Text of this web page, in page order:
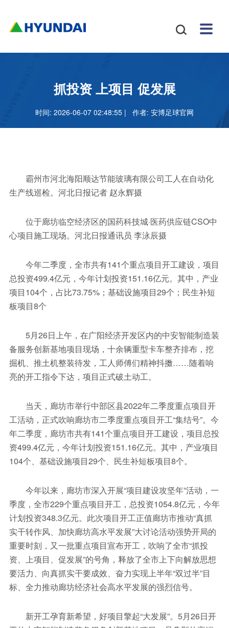

样
机
体育
吗
足球
抓投资 上项目 促发展
时间: 2026-06-07 02:48:55 | 作者: 安博足球官网
霸州市河北海阳顺达节能玻璃有限公司工人在自动化
生产线巡检。河北日报记者 赵永辉摄
位于廊坊临空经济区的国药科技城·医药供应链CSO中
心项目施工现场。河北日报通讯员 李泳辰摄
今年二季度，全市共有141个重点项目开工建设，项目
总投资499.4亿元，今年计划投资151.16亿元。其中，产业
项目104个，占比73.75%；基础设施项目29个；民生补短
板项目8个
5月26日上午，在广阳经济开发区内的中安智能制造装
备服务创新基地项目现场，十余辆重型卡车整齐排布，挖
掘机、推土机整装待发，工人师傅们精神抖擞……随着响
亮的开工指令下达，项目正式破土动工。
当天，廊坊市举行中部区县2022年二季度重点项目开
工活动，正式吹响廊坊市二季度重点项目开工“集结号”。今
年二季度，廊坊市共有141个重点项目开工建设，项目总投
资499.4亿元，今年计划投资151.16亿元。其中，产业项目
104个、基础设施项目29个、民生补短板项目8个。
今年以来，廊坊市深入开展“项目建设攻坚年”活动，一
季度，全市229个重点项目开工，总投资1054.8亿元，今年
计划投资348.3亿元。此次项目开工正值廊坊市推动“真抓
实干转作风、加快廊坊高水平发展”大讨论活动强势开局的
重要时刻，又一批重点项目宣布开工，吹响了全市“抓投
资、上项目、促发展”的号角，释放了全市上下向解放思想
要活力、向真抓实干要成效、奋力实现上半年“双过半”目
标、全力推动廊坊经济社会高水平发展的强烈信号。
新开工孕育新希望，好项目擎起“大发展”。5月26日开